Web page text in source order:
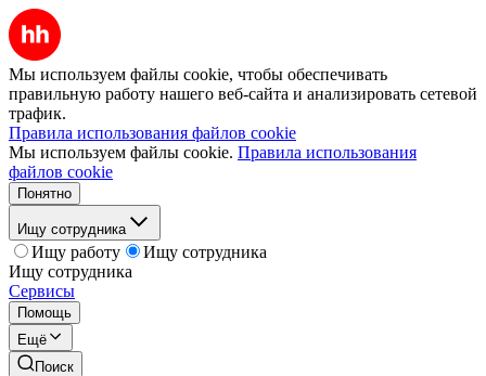
Мы используем файлы cookie, чтобы обеспечивать
правильную работу нашего веб-сайта и анализировать сетевой
трафик.
Правила использования файлов cookie
Мы используем файлы cookie. Правила использования
файлов cookie
Понятно
Ищу сотрудника
Ищу работу
Ищу сотрудника
Ищу сотрудника
Сервисы
Помощь
Ещё
Поиск